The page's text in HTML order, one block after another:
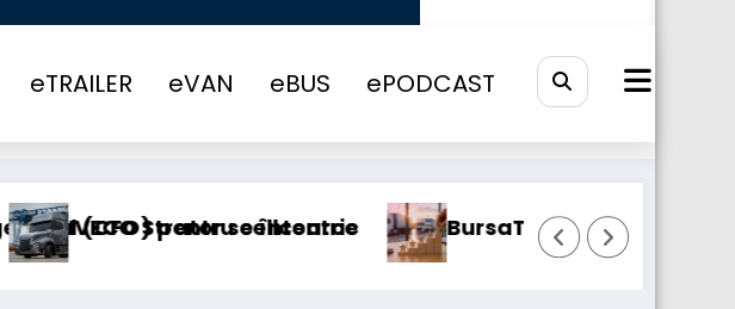
eTRAILER eVAN eBUS ePODCAST
De maine intra in vigoare legea Macron in Franta
BursaTransport/123cargo introduce o nouă Daimler